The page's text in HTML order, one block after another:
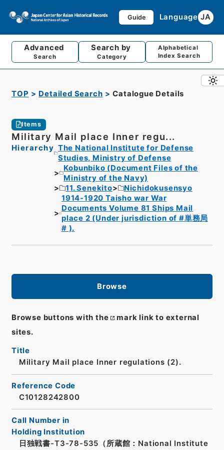
Guide Language JA
Advanced
Search
Search by
Category
Alphabetical
Index Search
TOP Detailed Search Catalogue Details
Items
Military Mail place Inner regu...
Hierarchy The National Institute for Defense
Studies, Ministry of Defense
Kobunbiko (Document Files of the
Ministry of the Navy)
11. Senekito
Nichidokusensyo
1914-1920 Taisho war War
Documents Volume 81 Ships Mail
place 2 (Under jurisdiction of #単務局
# ).
Browse
Browse buttons with the
mark link to external
sites.
Title
Military Mail place Inner regulations (2).
Reference Code
C10128242800
Call Number in
Holding Institution
日独戦書-T3-78-535（所蔵館：National Institute